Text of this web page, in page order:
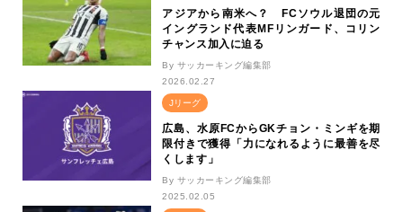
アジアから南米へ？ FCソウル退団の元
イングランド代表MFリンガード、コリン
チャンス加入に迫る
By サッカーキング編集部
2026.02.27
Jリーグ
広島、水原FCからGKチョン・ミンギを期
限付きで獲得「力になれるように最善を尽
くします」
By サッカーキング編集部
2025.02.05